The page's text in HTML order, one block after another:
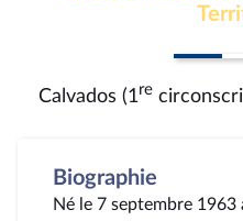
Calvados (1re
Biographie
Né le 7 septembre 1963